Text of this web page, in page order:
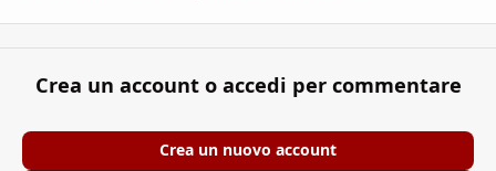
Crea un account o accedi per commentare
Crea un nuovo account